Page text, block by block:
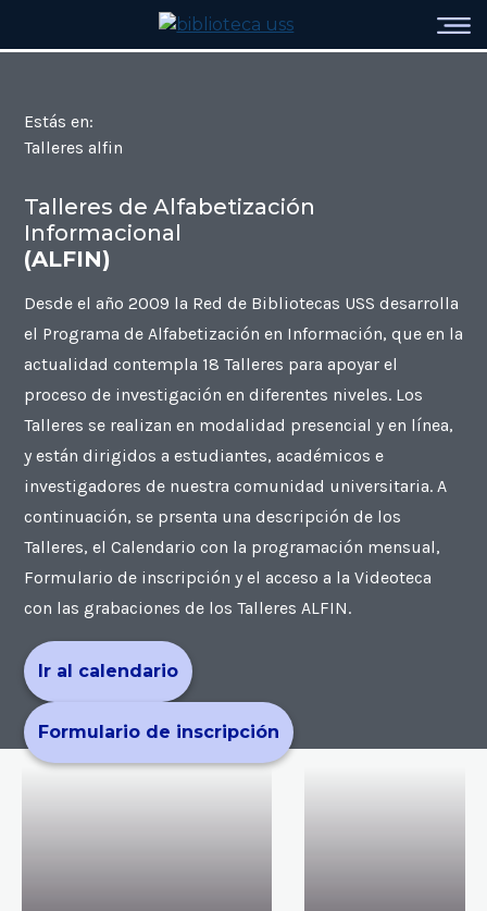
Estás en:
Talleres alfin
Talleres de Alfabetización
Informacional
(ALFIN)
Desde el año 2009 la Red de Bibliotecas USS desarrolla
el Programa de Alfabetización en Información, que en la
actualidad contempla 18 Talleres para apoyar el
proceso de investigación en diferentes niveles. Los
Talleres se realizan en modalidad presencial y en línea,
y están dirigidos a estudiantes, académicos e
investigadores de nuestra comunidad universitaria. A
continuación, se prsenta una descripción de los
Talleres, el Calendario con la programación mensual,
Formulario de inscripción y el acceso a la Videoteca
con las grabaciones de los Talleres ALFIN.
Ir al calendario
Formulario de inscripción